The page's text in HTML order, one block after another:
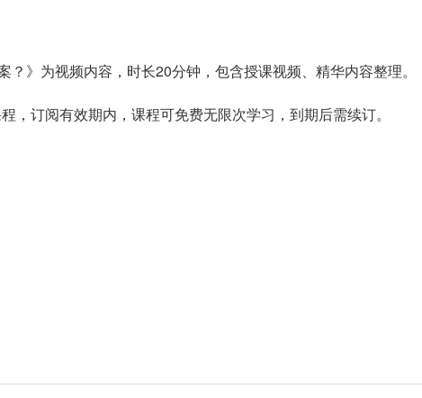
？》为视频内容，时长20分钟，包含授课视频、精华内容整理。
，订阅有效期内，课程可免费无限次学习，到期后需续订。